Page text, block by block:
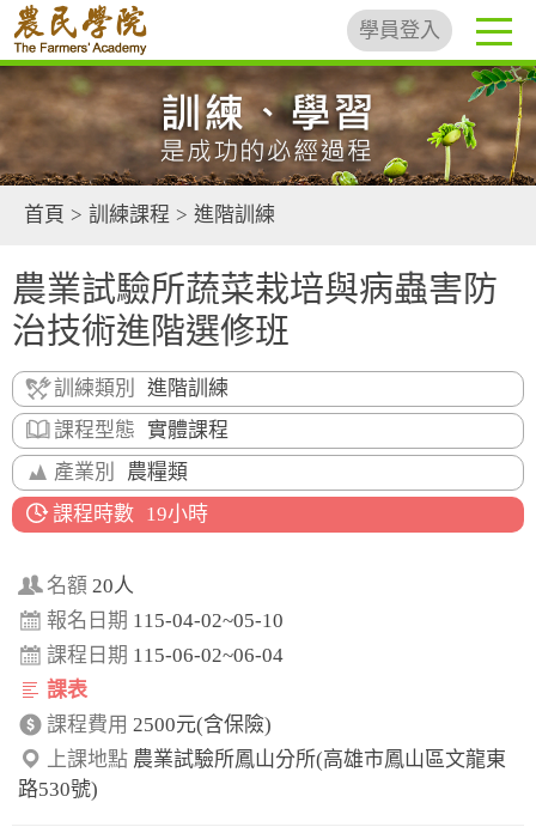
學員登入
首頁 > 訓練課程 > 進階訓練
農業試驗所蔬菜栽培與病蟲害防
治技術進階選修班
訓練類別
進階訓練
課程型態 實體課程
產業別
農糧類
課程時數 19小時
名額 20人
報名日期 115-04-02~05-10
課程日期 115-06-02~06-04
課表
課程費用 2500元(含保險)
上課地點 農業試驗所鳳山分所(高雄市鳳山區文龍東
路530號)